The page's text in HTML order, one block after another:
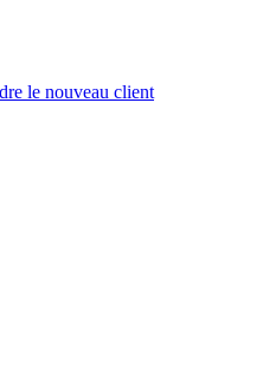
le nouveau client